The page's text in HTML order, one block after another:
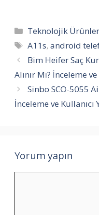
Kategoriler
Teknolojik Ürünler
Etiketler
A11s,android
Bim Heifer Saç
Alınır Mı? İnceleme
Sinbo SCO-5055
İnceleme ve Kullanıcı
Yorum yapın